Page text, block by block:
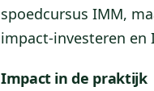
spoedcursus IMM,
impact-investeren en
Impact in de praktijk